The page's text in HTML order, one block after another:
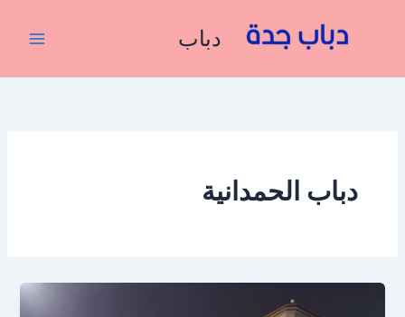
دباب
دباب الحمدانية